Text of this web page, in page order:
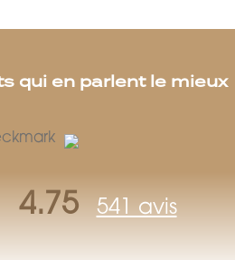
qui en parlent le mieux
4.75 541 avis